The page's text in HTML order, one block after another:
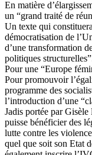
En matière
un “grand traité de
Un texte qui
démocratisation de
d’une transformation
politiques
Pour une “Europe
Pour promouvoir
programme des
l’introduction d’une
Jadis portée par
puisse bénéficier des
lutte contre les
quel que soit son Etat